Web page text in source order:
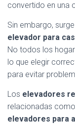
convertido en una
Sin embargo,
elevador para
No todos los
lo que elegir
para evitar
Los elevadores
relacionadas como
elevadores para